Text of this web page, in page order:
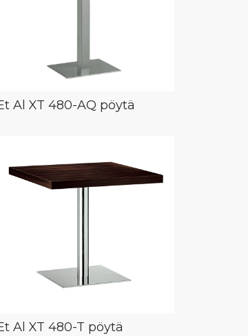
Al XT 480-AQ pöytä
Al XT 480-T pöytä